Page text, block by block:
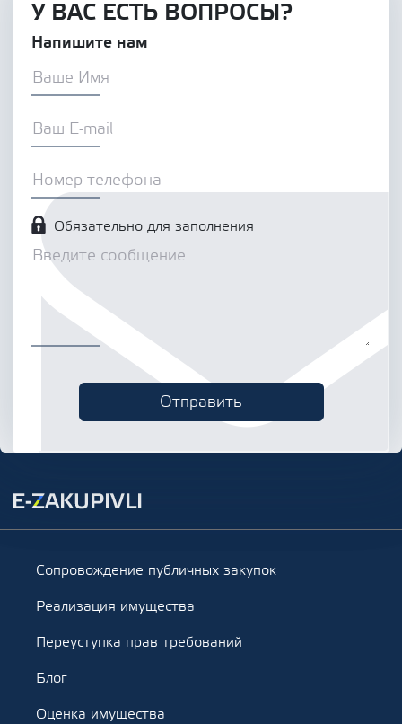
У ВАС ЕСТЬ ВОПРОСЫ?
Напишите нам
Обязательно для заполнения
Сопровождение публичных закупок
Реализация имущества
Переуступка прав требований
Блог
Оценка имущества